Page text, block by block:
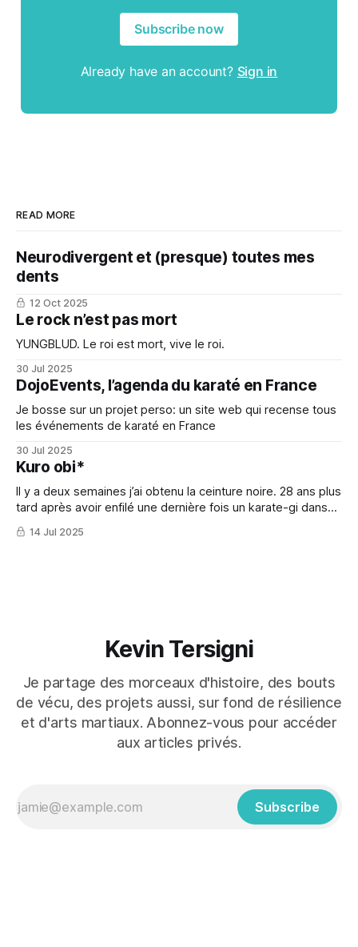
Subscribe now
Already have an account? Sign in
READ MORE
Neurodivergent et (presque) toutes mes
dents
12 Oct 2025
Le rock n’est pas mort
YUNGBLUD. Le roi est mort, vive le roi.
30 Jul 2025
DojoEvents, l’agenda du karaté en France
Je bosse sur un projet perso: un site web qui recense tous
les événements de karaté en France
30 Jul 2025
Kuro obi*
Il y a deux semaines j’ai obtenu la ceinture noire. 28 ans plus
tard après avoir enfilé une dernière fois un karate-gi dans
ma vie d’ado.
14 Jul 2025
Kevin Tersigni
Je partage des morceaux d'histoire, des bouts
de vécu, des projets aussi, sur fond de résilience
et d'arts martiaux. Abonnez-vous pour accéder
aux articles privés.
Subscribe